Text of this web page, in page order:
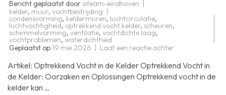
Bericht geplaatst door ateam-eindhoven
kelder, muur, vochtbestrijding
condensvorming, keldermuren, luchtcirculatie,
luchtvochtigheid, optrekkend vocht kelder, scheuren,
schimmelvorming,ventilatie, vochtdichte laag,
vochtproblemen,waterdichtheid
Geplaatst op 19 mei 2026 Laat een reactie achter
Oplossingen
voor
Optrekkend
Vocht
Artikel: Optrekkend Vocht in de Kelder Optrekkend Vocht in
de Kelder: Oorzaken en Oplossingen Optrekkend vocht in de
kelder kan …